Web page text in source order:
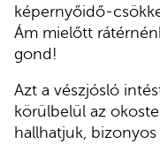
képernyőidő-
Ám mielőtt
gond!
Azt a vészjósló
körülbelül az
hallhatjuk,